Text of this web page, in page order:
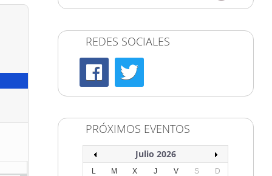
conocer los proyectos finalistas de
premios. Los galardones distinguen
las mejores propuestas en el uso
de la madera y reconocen
proyectos por su calidad
arquitectónica, su contribución al
capacidad para integrar este...
REDES SOCIALES
PRÓXIMOS EVENTOS
Julio 2026
L M X J V S D